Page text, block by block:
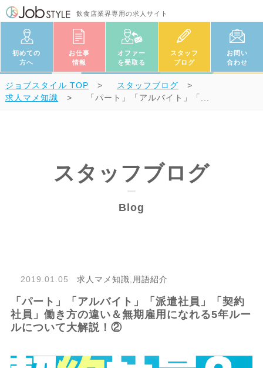
飲食店業界専用の求人サイト
初めての
方へ
お仕事
情報
オファー
を受取る
スタッフ
ブログ
お問い
合わせ
ジョブスタイル TOP
スタッフブログ
求人マメ知識
「パート」「アルバイト」「...
スタッフブログ
Blog
2019.01.05 求人マメ知識 用語紹介
「パート」「アルバイト」「派遣社員」「契約
社員」働き方の違い＆無期雇用になれる5年ルー
ルについて大解説！②